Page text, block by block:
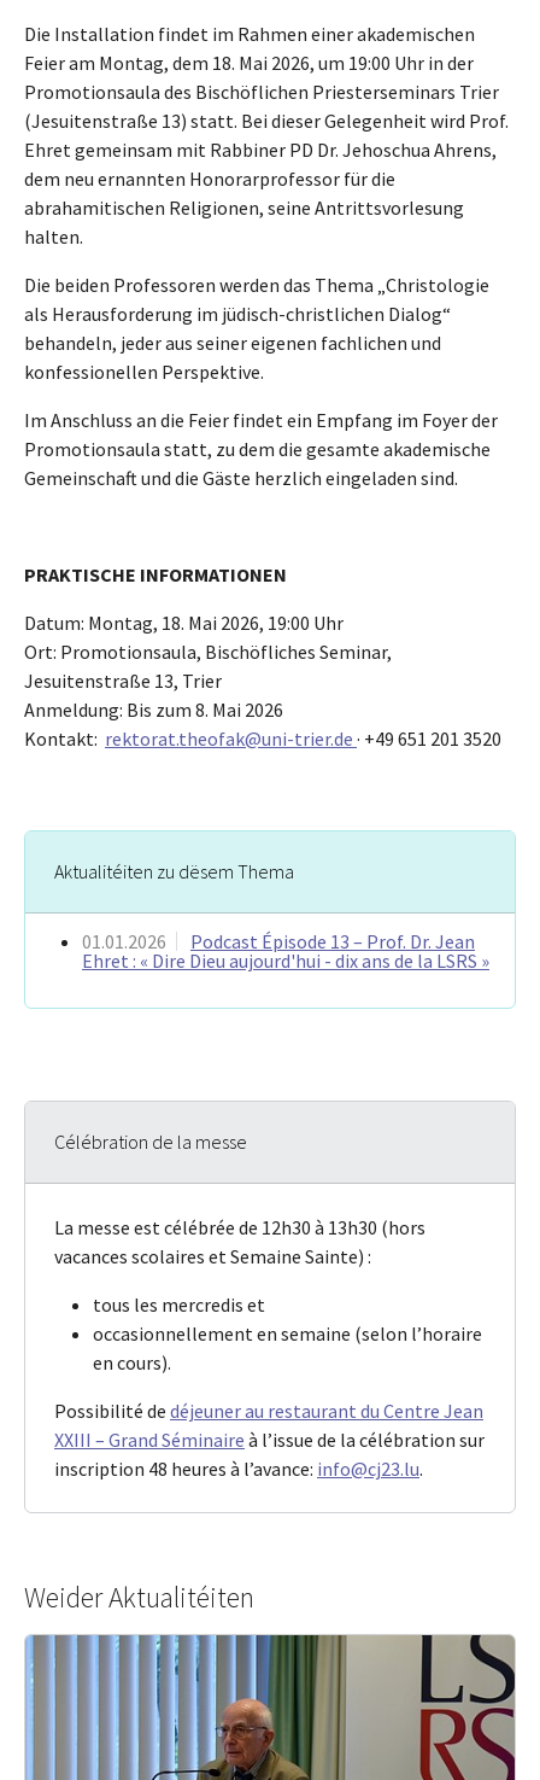
Die Installation findet im Rahmen einer akademischen
Feier am Montag, dem 18. Mai 2026, um 19:00 Uhr in der
Promotionsaula des Bischöflichen Priesterseminars Trier
(Jesuitenstraße 13) statt. Bei dieser Gelegenheit wird Prof.
Ehret gemeinsam mit Rabbiner PD Dr. Jehoschua Ahrens,
dem neu ernannten Honorarprofessor für die
abrahamitischen Religionen, seine Antrittsvorlesung
halten.
Die beiden Professoren werden das Thema „Christologie
als Herausforderung im jüdisch-christlichen Dialog“
behandeln, jeder aus seiner eigenen fachlichen und
konfessionellen Perspektive.
Im Anschluss an die Feier findet ein Empfang im Foyer der
Promotionsaula statt, zu dem die gesamte akademische
Gemeinschaft und die Gäste herzlich eingeladen sind.
PRAKTISCHE INFORMATIONEN
Datum: Montag, 18. Mai 2026, 19:00 Uhr
Ort: Promotionsaula, Bischöfliches Seminar,
Jesuitenstraße 13, Trier
Anmeldung: Bis zum 8. Mai 2026
Kontakt: rektorat.theofak@uni-trier.de · +49 651 201 3520
Aktualitéiten zu dësem Thema
01.01.2026
Podcast Épisode 13 – Prof. Dr. Jean
Ehret : « Dire Dieu aujourd'hui - dix ans de la LSRS »
Célébration de la messe
La messe est célébrée de 12h30 à 13h30 (hors
vacances scolaires et Semaine Sainte) :
tous les mercredis et
occasionnellement en semaine (selon l’horaire
en cours).
Possibilité de déjeuner au restaurant du Centre Jean
XXIII – Grand Séminaire à l’issue de la célébration sur
inscription 48 heures à l’avance: info@cj23.lu.
Weider Aktualitéiten